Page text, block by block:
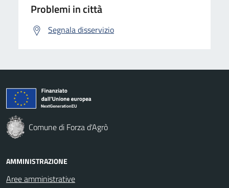
Problemi in città
Segnala disservizio
Comune di Forza d'Agrò
AMMINISTRAZIONE
Aree amministrative